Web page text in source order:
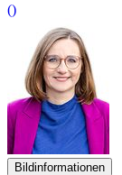
()
Bildinformationen